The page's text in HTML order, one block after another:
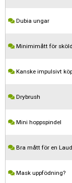
Dubia ungar
Minimimått för
Kanske impulsivt
Drybrush
Mini hoppspindel
Bra mått för en
Mask uppfödning?